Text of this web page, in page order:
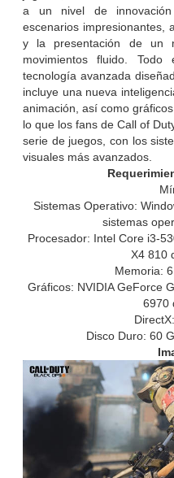
a un nivel de
escenarios impresionantes,
y la presentación de un
movimientos fluido.
tecnología avanzada
incluye una nueva
animación, así como
lo que los fans de Call of
serie de juegos, con los
visuales más avanzados.
Sistemas Operativo:
sistemas
Procesador: Intel Core i3-
X4 810
Memoria:
Gráficos: NVIDIA GeForce
6970
Disco Duro: 60